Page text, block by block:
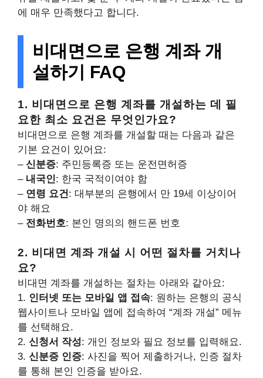
에 매우 만족했다고 합니다.
비대면으로 은행 계좌 개
설하기 FAQ
1. 비대면으로 은행 계좌를 개설하는 데 필
요한 최소 요건은 무엇인가요?
비대면으로 은행 계좌를 개설할 때는 다음과 같은
기본 요건이 있어요:
– 신분증: 주민등록증 또는 운전면허증
– 내국인: 한국 국적이여야 함
– 연령 요건 : 대부분의 은행에서 만 19세 이상이어
야 해요
– 전화번호: 본인 명의의 핸드폰 번호
2. 비대면 계좌 개설 시 어떤 절차를 거치나
요?
비대면 계좌를 개설하는 절차는 아래와 같아요:
1. 인터넷 또는 모바일 앱 접속: 원하는 은행의 공식
웹사이트나 모바일 앱에 접속하여 “계좌 개설” 메뉴
를 선택해요.
2. 신청서 작성: 개인 정보와 필요 정보를 입력해요.
3. 신분증 인증: 사진을 찍어 제출하거나, 인증 절차
를 통해 본인 인증을 받아요.